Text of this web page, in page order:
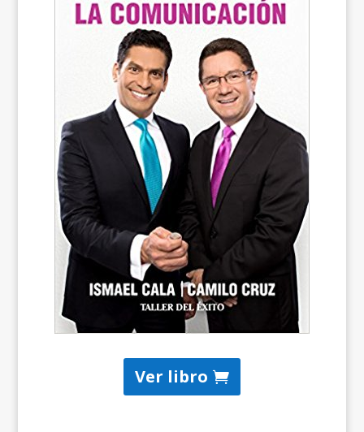
Ver libro